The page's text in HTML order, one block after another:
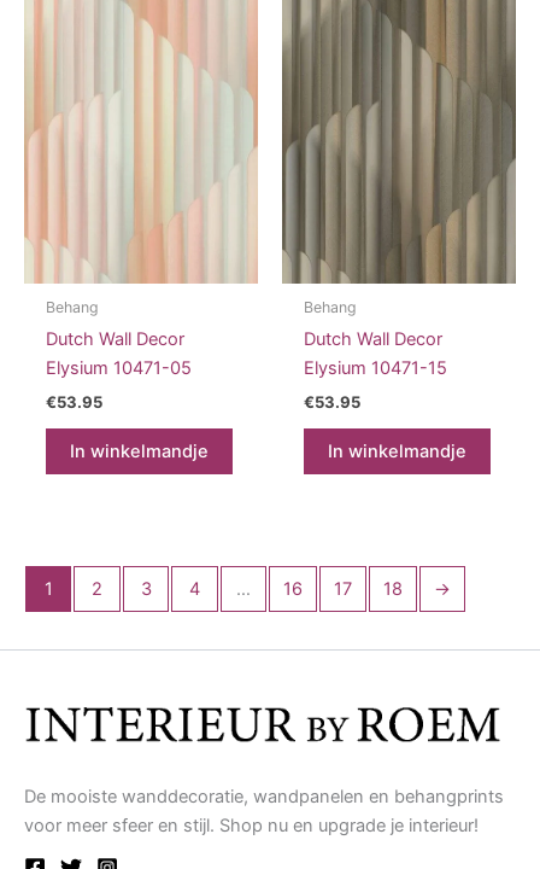
Behang
Dutch Wall Decor
Elysium 10471-05
€53.95
In winkelmandje
Behang
Dutch Wall Decor
Elysium 10471-15
€53.95
In winkelmandje
1 2 3 4 … 16 17 18 →
De mooiste wanddecoratie, wandpanelen en behangprints
voor meer sfeer en stijl. Shop nu en upgrade je interieur!